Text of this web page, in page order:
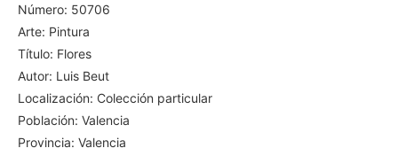
Número: 50706
Arte: Pintura
Título: Flores
Autor: Luis Beut
Localización: Colección particular
Población: Valencia
Provincia: Valencia